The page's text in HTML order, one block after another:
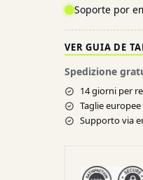
Soporte por
VER GUIA DE
Spedizione
14 giorni per
Taglie europee
Supporto via